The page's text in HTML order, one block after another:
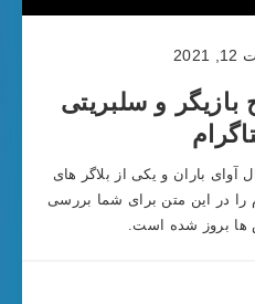
بازیگر و سلبریتی
آوای باران و یکی از بلاگر های
را در این متن برای شما بررسی
ها بروز شده است.